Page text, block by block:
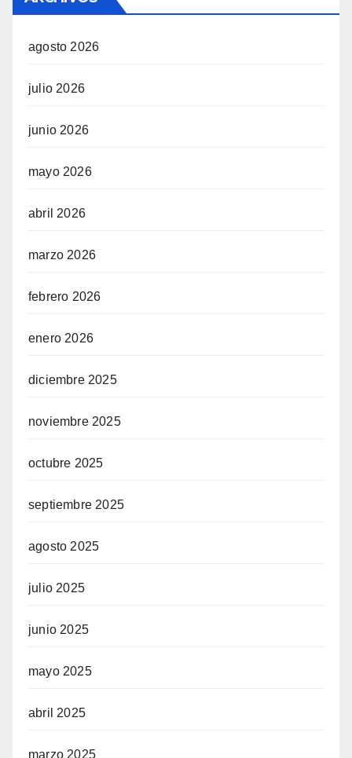
agosto 2026
julio 2026
junio 2026
mayo 2026
abril 2026
marzo 2026
febrero 2026
enero 2026
diciembre 2025
noviembre 2025
octubre 2025
septiembre 2025
agosto 2025
julio 2025
junio 2025
mayo 2025
abril 2025
marzo 2025